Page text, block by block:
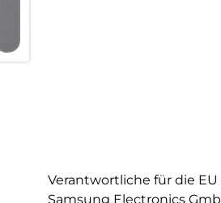
Verantwortliche für die EU
Samsung Electronics